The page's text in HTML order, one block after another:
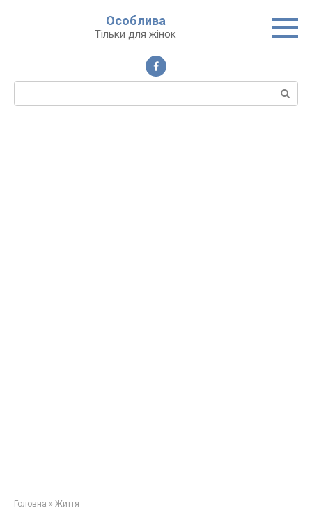
Особлива
Тільки для жінок
Пошук:
Головна » Життя